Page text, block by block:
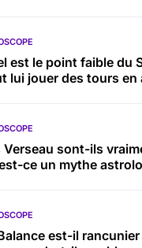
est le point faible du
lui jouer des tours en
Verseau sont-ils
ce un mythe
est-il